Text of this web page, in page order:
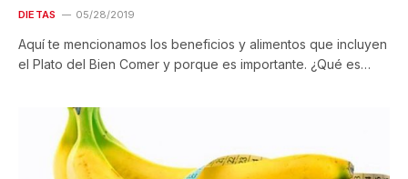
DIETAS 05/28/2019
Aquí te mencionamos los beneficios y alimentos que incluyen
el Plato del Bien Comer y porque es importante. ¿Qué es…